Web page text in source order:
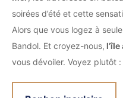
soirées d’été et cette
Alors que vous logez à
Bandol. Et croyez-nous,
vous dévoiler. Voyez plutôt :